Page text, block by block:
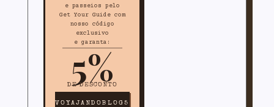
e passeios pelo
Get Your Guide com
nosso código
exclusivo
e garanta:
5%
DE DESCONTO
VOYAJANDOBLOG5